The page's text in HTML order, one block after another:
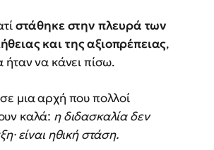
στάθηκε στην πλευρά των
και της αξιοπρέπειας,
ήταν να κάνει πίσω.
μια αρχή που πολλοί
καλά: η διδασκαλία δεν
είναι ηθική στάση.